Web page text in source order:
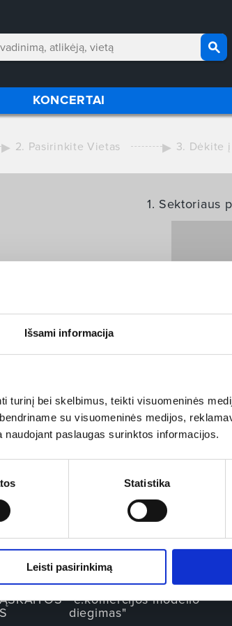
Išsami informacija
turinį bei skelbimus, teikti visuomeninės
su visuomeninės medijos,
paslaugas surinktos informacijos.
Statistika
Leisti pasirinkimą
KONCERTAI
2. Pasirinkite Vietas 3. Dėkite
1. Sektoriaus
Jeigu sektorius
jog sektorius yra
Renginio salės
IR
INFORMACIJA
Apie mus
ES projektas
"e.komercijos modelio
diegimas"